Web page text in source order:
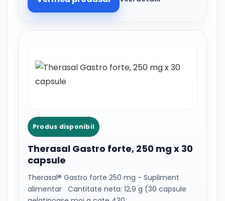
Produs disponibil
Therasal Gastro forte, 250 mg x 30
capsule
Therasal® Gastro forte 250 mg - Supliment
alimentar Cantitate neta: 12,9 g (30 capsule